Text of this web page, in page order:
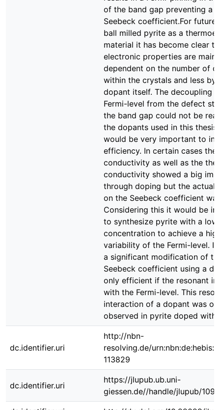
of the band gap preventing a
Seebeck coefficient.For future
ball milled pyrite as a
material it has become clear
electronic properties are
dependent on the number of
within the crystals and less by
dopant itself. The decoupling
Fermi-level from the defect
the band gap could not be
the dopants used in this thesis
would be very important to
efficiency. In certain cases the
conductivity as well as the
conductivity showed a big
through doping but the actual
on the Seebeck coefficient
Considering this it would be
to synthesize pyrite with a
concentration to achieve a
variability of the Fermi-level.
a significant modification of
Seebeck coefficient using a
only efficient if the resonant
with the Fermi-level. This
interaction of a dopant was
observed in pyrite doped with
dc.identifier.uri
http://nbn-
resolving.de/
113829
dc.identifier.uri
https://jlupub.ub.uni-
giessen.de//handle/jlupub/